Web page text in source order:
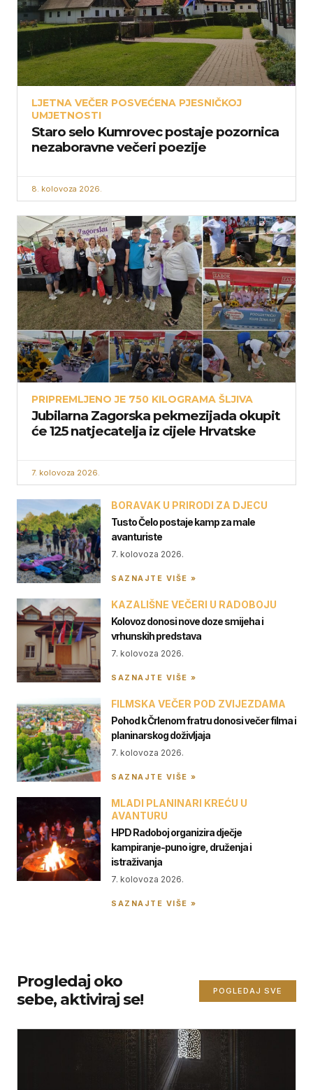
LJETNA VEČER POSVEĆENA PJESNIČKOJ
UMJETNOSTI
Staro selo Kumrovec postaje pozornica
nezaboravne večeri poezije
8. kolovoza 2026.
PRIPREMLJENO JE 750 KILOGRAMA ŠLJIVA
Jubilarna Zagorska pekmezijada okupit
će 125 natjecatelja iz cijele Hrvatske
7. kolovoza 2026.
BORAVAK U PRIRODI ZA DJECU
Tusto Čelo postaje kamp za male
avanturiste
7. kolovoza 2026.
SAZNAJTE VIŠE »
KAZALIŠNE VEČERI U RADOBOJU
Kolovoz donosi nove doze smijeha i
vrhunskih predstava
7. kolovoza 2026.
SAZNAJTE VIŠE »
FILMSKA VEČER POD ZVIJEZDAMA
Pohod k Črlenom fratru donosi večer filma i
planinarskog doživljaja
7. kolovoza 2026.
SAZNAJTE VIŠE »
MLADI PLANINARI KREĆU U
AVANTURU
HPD Radoboj organizira dječje
kampiranje-puno igre, druženja i
istraživanja
7. kolovoza 2026.
SAZNAJTE VIŠE »
Progledaj oko
sebe, aktiviraj se!
POGLEDAJ SVE